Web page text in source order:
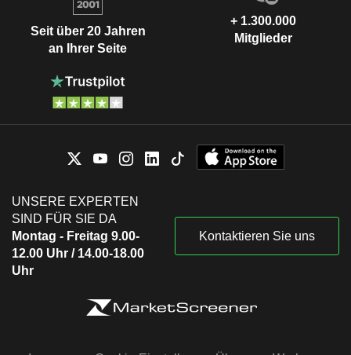
Seit über 20 Jahren
an Ihrer Seite
+ 1.300.000
Mitglieder
UNSERE EXPERTEN
SIND FÜR SIE DA
Montag - Freitag 9.00-
12.00 Uhr / 14.00-18.00
Uhr
Kontaktieren Sie uns